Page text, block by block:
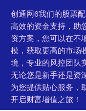
创通网6我们的股票
高效的资金支持，助
资方案，您可以在不
模，获取更高的市场
境，专业的风控团队
无论您是新手还是资
为您提供贴心服务，
开启财富增值之旅！